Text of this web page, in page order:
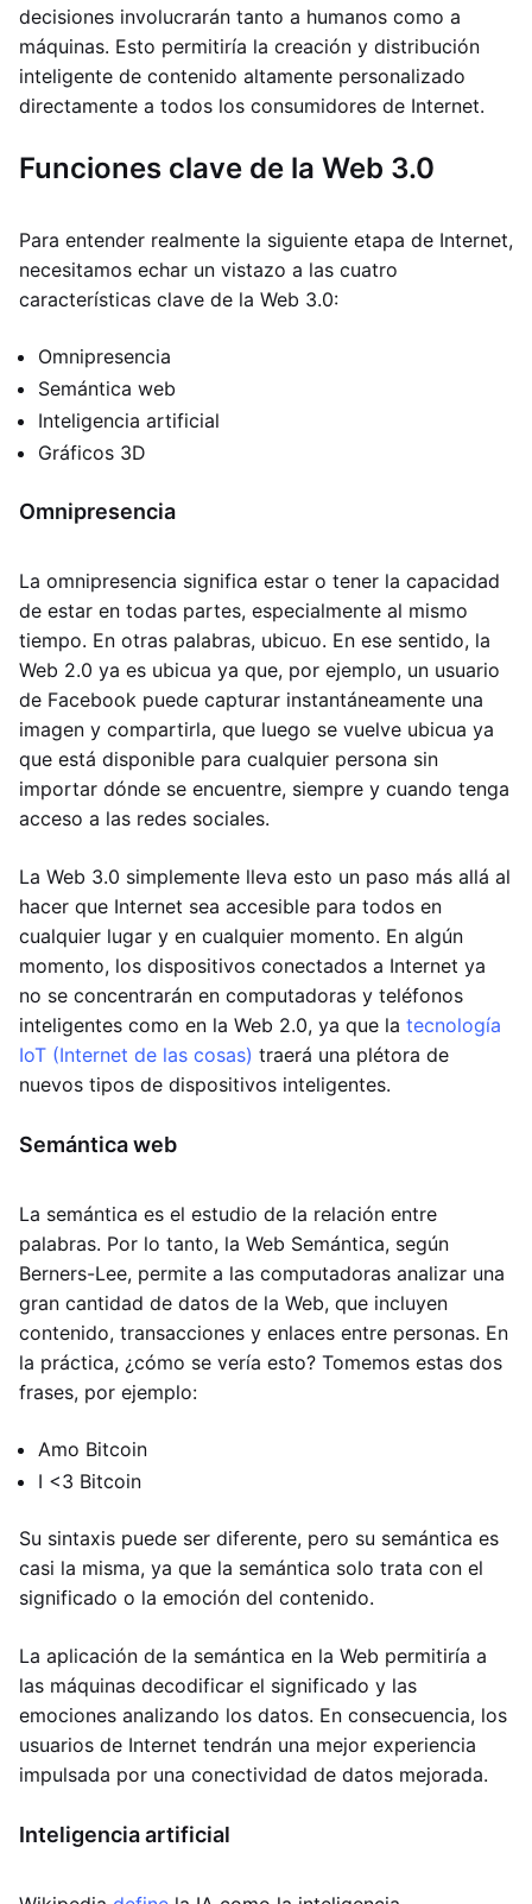
decisiones involucrarán tanto a humanos como a
máquinas. Esto permitiría la creación y distribución
inteligente de contenido altamente personalizado
directamente a todos los consumidores de Internet.
Funciones clave de la Web 3.0
Para entender realmente la siguiente etapa de Internet,
necesitamos echar un vistazo a las cuatro
características clave de la Web 3.0:
Omnipresencia
Semántica web
Inteligencia artificial
Gráficos 3D
Omnipresencia
La omnipresencia significa estar o tener la capacidad
de estar en todas partes, especialmente al mismo
tiempo. En otras palabras, ubicuo. En ese sentido, la
Web 2.0 ya es ubicua ya que, por ejemplo, un usuario
de Facebook puede capturar instantáneamente una
imagen y compartirla, que luego se vuelve ubicua ya
que está disponible para cualquier persona sin
importar dónde se encuentre, siempre y cuando tenga
acceso a las redes sociales.
La Web 3.0 simplemente lleva esto un paso más allá al
hacer que Internet sea accesible para todos en
cualquier lugar y en cualquier momento. En algún
momento, los dispositivos conectados a Internet ya
no se concentrarán en computadoras y teléfonos
inteligentes como en la Web 2.0, ya que la tecnología
IoT (Internet de las cosas) traerá una plétora de
nuevos tipos de dispositivos inteligentes.
Semántica web
La semántica es el estudio de la relación entre
palabras. Por lo tanto, la Web Semántica, según
Berners-Lee, permite a las computadoras analizar una
gran cantidad de datos de la Web, que incluyen
contenido, transacciones y enlaces entre personas. En
la práctica, ¿cómo se vería esto? Tomemos estas dos
frases, por ejemplo:
Amo Bitcoin
I <3 Bitcoin
Su sintaxis puede ser diferente, pero su semántica es
casi la misma, ya que la semántica solo trata con el
significado o la emoción del contenido.
La aplicación de la semántica en la Web permitiría a
las máquinas decodificar el significado y las
emociones analizando los datos. En consecuencia, los
usuarios de Internet tendrán una mejor experiencia
impulsada por una conectividad de datos mejorada.
Inteligencia artificial